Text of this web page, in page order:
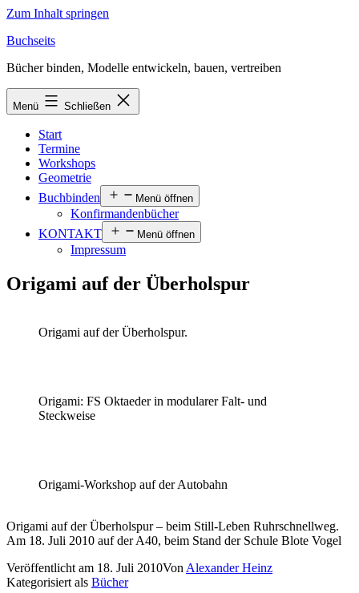
Zum Inhalt springen
Buchseits
Bücher binden, Modelle entwickeln, bauen, vertreiben
Menü Schließen
Start
Termine
Workshops
Geometrie
Buchbinden
Menü öffnen
Konfirmandenbücher
KONTAKT
Menü öffnen
Impressum
Origami auf der Überholspur
Origami auf der Überholspur.
Origami: FS Oktaeder in modularer Falt- und
Steckweise
Origami-Workshop auf der Autobahn
Origami auf der Überholspur – beim Still-Leben Ruhrschnellweg.
Am 18. Juli 2010 auf der A40, beim Stand der Schule Blote Vogel
Veröffentlicht am 18. Juli 2010Von Alexander Heinz
Kategorisiert als Bücher